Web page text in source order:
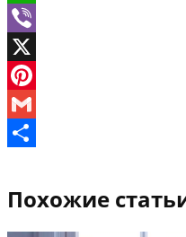
WhatsApp
Viber
X
Pinterest
Gmail
Похожие